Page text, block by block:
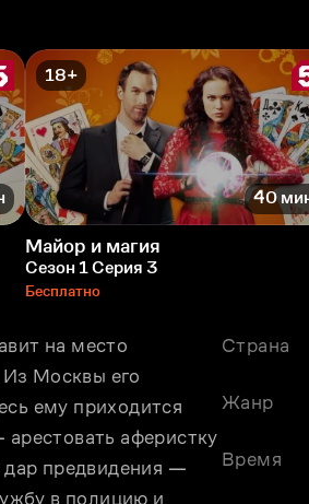
18+
40
Майор и магия
Сезон 1 Серия 3
Бесплатно
на место
Из Москвы его
ему приходится
аферистку
дар предвидения —
в полицию и
Страна
Жанр
Время